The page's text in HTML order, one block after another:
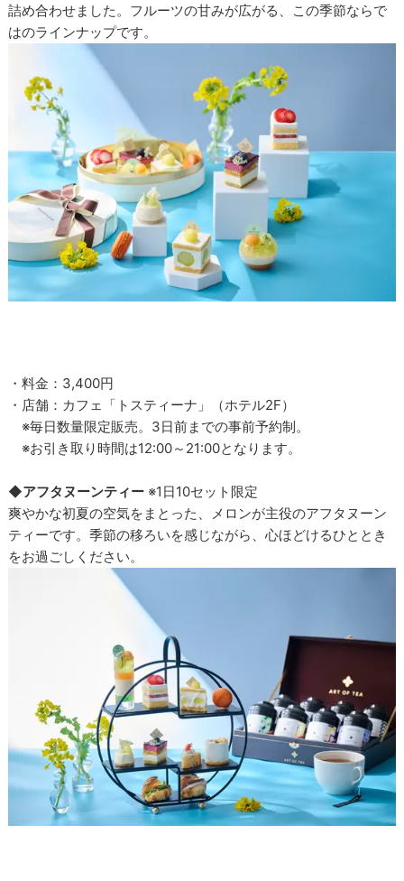
詰め合わせました。フルーツの甘みが広がる、この季節ならで
はのラインナップです。
・料金：3,400円
・店舗：カフェ「トスティーナ」（ホテル2F）
※毎日数量限定販売。3日前までの事前予約制。
※お引き取り時間は12:00～21:00となります。
◆アフタヌーンティー ※1日10セット限定
爽やかな初夏の空気をまとった、メロンが主役のアフタヌーン
ティーです。季節の移ろいを感じながら、心ほどけるひととき
をお過ごしください。